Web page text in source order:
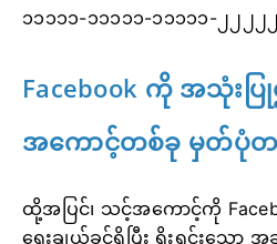
၁၁၁၁၁-၁၁၁၁၁-၁၁၁၁၁-၂၂၂၂
Facebook ကို အသုံးပ
အကောင့်တစ်ခု မှတ်ပုံတ
ထို့အပြင်၊ သင့်အကောင့်ကို
ရွေးချယ်ခွင့်ရှိပြီး ရိုးရှင်းသော